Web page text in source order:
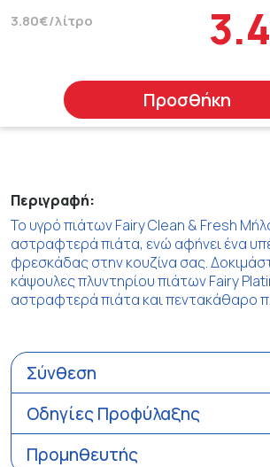
3.80€/λίτρο
Προσθήκη
Περιγραφή:
Το υγρό πιάτων Fairy Clean & Fresh
αστραφτερά πιάτα, ενώ αφήνει ένα
φρεσκάδας στην κουζίνα σας.
κάψουλες πλυντηρίου πιάτων Fairy
αστραφτερά πιάτα και πεντακάθαρο
Σύνθεση
Οδηγίες Προφύλαξης
Προμηθευτής